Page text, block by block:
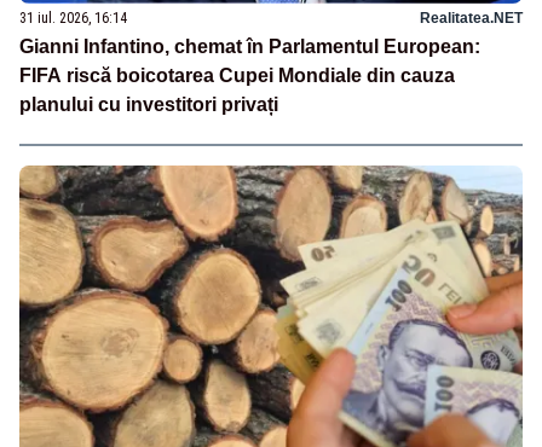
31 iul. 2026, 16:14 Realitatea.NET
Gianni Infantino, chemat în Parlamentul European:
FIFA riscă boicotarea Cupei Mondiale din cauza
planului cu investitori privați